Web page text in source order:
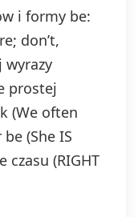
i formy be:
don’t,
wyrazy
prostej
(We often
(She IS
(RIGHT